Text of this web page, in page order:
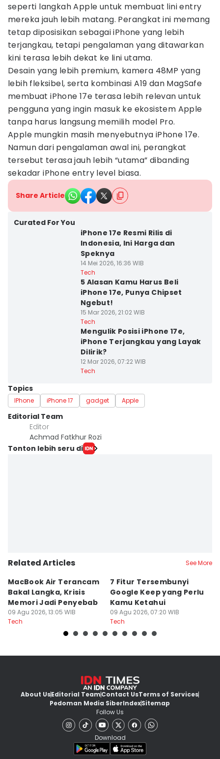
seperti langkah Apple untuk membuat lini entry
mereka jauh lebih matang. Perangkat ini memang
tetap diposisikan sebagai iPhone yang lebih
terjangkau, tetapi pengalaman yang ditawarkan
kini terasa lebih dekat ke lini utama.
Desain yang lebih premium, kamera 48MP yang
lebih fleksibel, serta kombinasi A19 dan MagSafe
membuat iPhone 17e terasa lebih relevan untuk
pengguna yang ingin masuk ke ekosistem Apple
tanpa harus langsung memilih model Pro.
Apple mungkin masih menyebutnya iPhone 17e.
Namun dari pengalaman awal ini, perangkat
tersebut terasa jauh lebih “utama” dibanding
sekadar iPhone entry level biasa.
Share Article
Curated For You
iPhone 17e Resmi Rilis di
Indonesia, Ini Harga dan
Speknya
14 Mei 2026, 16:36 WIB
Tech
5 Alasan Kamu Harus Beli
iPhone 17e, Punya Chipset
Ngebut!
15 Mar 2026, 21:02 WIB
Tech
Mengulik Posisi iPhone 17e,
iPhone Terjangkau yang Layak
Dilirik?
12 Mar 2026, 07:22 WIB
Tech
Topics
IPhone iPhone 17 gadget Apple
Editorial Team
Editor
Achmad Fatkhur Rozi
Tonton lebih seru di
Related Articles See More
MacBook Air Terancam
Bakal Langka, Krisis
Memori Jadi Penyebab
09 Agu 2026, 13:05 WIB
Tech
7 Fitur Tersembunyi
Google Keep yang Perlu
Kamu Ketahui
09 Agu 2026, 07:20 WIB
Tech
About UsEditorial TeamContact UsTerms of Services
Pedoman Media SiberIndexSitemap
Follow Us
Download